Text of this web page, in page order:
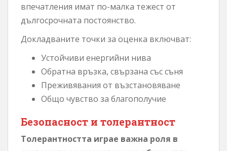
впечатления имат по-малка тежест от
дългосрочната постоянство.
Докладваните точки за оценка включват:
Устойчиви енергийни нива
Обратна връзка, свързана със съня
Преживявания от възстановяване
Общо чувство за благополучие
Безопасност и толерантност
Толерантността играе важна роля в